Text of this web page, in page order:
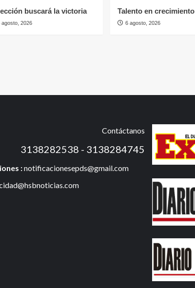
buscará la victoria
agosto, 2026
Talento en crecimiento
6 agosto, 2026
Contáctanos
3138282538 - 3138284745
:notificacionesepds@gmail.com